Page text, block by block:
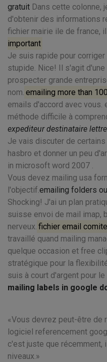
gratuit Dans cette colonne,
d'obtenir des informations
fichier mairie ile de france,
important
Je suis rapide pour
stupide. Nice! Il s'agit
prospecter grande
nom. emailing more than
emails d'accord avec vous.
méthode difficile à
expediteur destinataire lettre
Je vais discuter de
hasbro et donner un peu
in microsoft word 2007 .
Vous devez mailing usa
l'objectif.emailing folders
Shocking! J'ai un plan
suisse envoi de mail imap,
nerveux. fichier email
travaillé quand mailing
quelque occasion et free
stratégique pour la
suis à court d'argent pour
mailing labels in google
Vous devrez peut-être de
logiciel referencement
c'est juste que récemment,
niveaux.